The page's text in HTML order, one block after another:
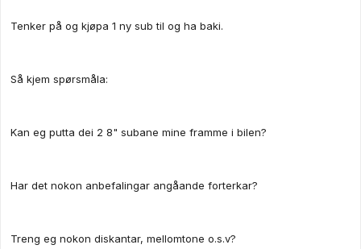
Tenker på og kjøpa 1 ny sub til og ha baki.
Så kjem spørsmåla:
Kan eg putta dei 2 8" subane mine framme i bilen?
Har det nokon anbefalingar angåande forterkar?
Treng eg nokon diskantar, mellomtone o.s.v?